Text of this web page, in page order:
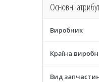
Основні
Виробник
Країна
Вид